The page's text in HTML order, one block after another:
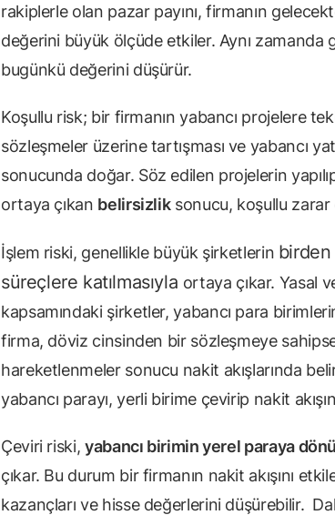
rakiplerle olan pazar payını, firmanın
değerini büyük ölçüde etkiler. Aynı zamanda
bugünkü değerini düşürür.
Koşullu risk; bir firmanın yabancı projelere
sözleşmeler üzerine tartışması ve yabancı
sonucunda doğar. Söz edilen projelerin
ortaya çıkan belirsizliksonucu, koşullu zarar
İşlem riski, genellikle büyük şirketlerin
süreçlere katılmasıyla ortaya çıkar. Yasal
kapsamındaki şirketler, yabancı para
firma, döviz cinsinden bir sözleşmeye
hareketlenmeler sonucu nakit akışlarında
yabancı parayı, yerli birime çevirip nakit
Çeviri riski, yabancı birimin yerel paraya
çıkar. Bu durum bir firmanın nakit akışını
kazançları ve hisse değerlerini düşürebilir.